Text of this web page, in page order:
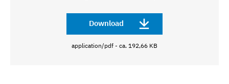
Download
application/pdf - ca. 192,66 KB